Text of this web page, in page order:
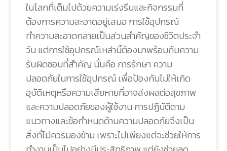
ในโลกที่เต็มไปด้วยความเร่งรีบและกิจกรรมที่
ต้องการความสะอาดอยู่เสมอ การใช้อุปกรณ์
ทำความสะอาดกลายเป็นส่วนสำคัญของชีวิตประจำ
วัน แต่การใช้อุปกรณ์เหล่านี้ต้องมาพร้อมกับความ
รับผิดชอบที่สำคัญ นั่นคือ การรักษา ความ
ปลอดภัยในการใช้อุปกรณ์ เพื่อป้องกันไม่ให้เกิด
อุบัติเหตุหรือความเสียหายที่อาจส่งผลต่อสุขภาพ
และความปลอดภัยของผู้ใช้งาน การปฏิบัติตาม
แนวทางและข้อกำหนดด้านความปลอดภัยจึงเป็น
สิ่งที่ไม่ควรมองข้าม เพราะไม่เพียงแต่จะช่วยให้การ